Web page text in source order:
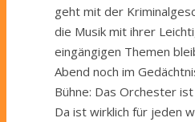
geht mit der
die Musik mit ihrer
eingängigen Themen
Abend noch im
Bühne: Das Orchester
Da ist wirklich für jeden